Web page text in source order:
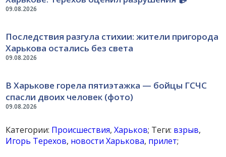
09.08.2026
09.08.2026
Последствия разгула стихии: жители пригорода
Харькова остались без света
09.08.2026
В Харькове горела пятиэтажка — бойцы ГСЧС
спасли двоих человек (фото)
Категории: Происшествия,Харьков; Теги: взрыв,
Игорь Терехов, новости Харькова, прилет;